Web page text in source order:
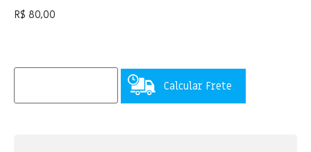
R$ 80,00
Calcular Frete